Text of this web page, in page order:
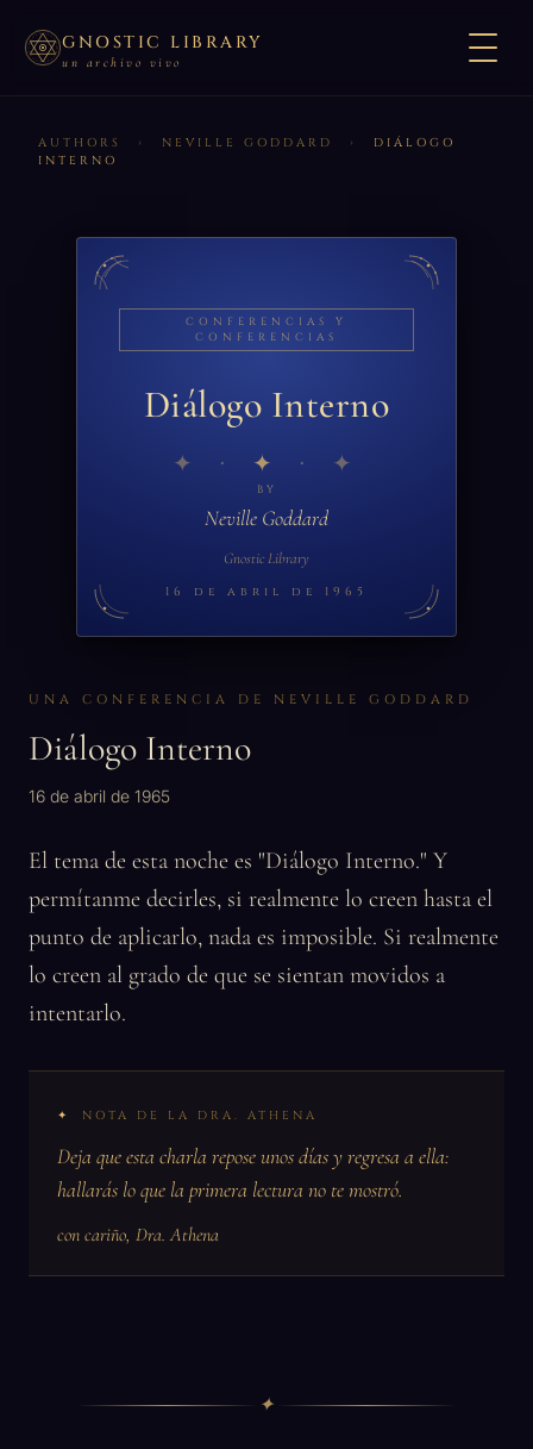
GNOSTIC LIBRARY
un archivo vivo
AUTHORS › NEVILLE GODDARD ›
DIÁLOGO
INTERNO
CONFERENCIAS Y
CONFERENCIAS
Diálogo Interno
✦
BY
Neville Goddard
Gnostic Library
16 de abril de 1965
UNA CONFERENCIA DE NEVILLE GODDARD
Diálogo Interno
16 de abril de 1965
El tema de esta noche es "Diálogo Interno." Y
permítanme decirles, si realmente lo creen hasta el
punto de aplicarlo, nada es imposible. Si realmente
lo creen al grado de que se sientan movidos a
intentarlo.
NOTA DE LA DRA. ATHENA
Deja que esta charla repose unos días y regresa a ella:
hallarás lo que la primera lectura no te mostró.
con cariño, Dra. Athena
✦